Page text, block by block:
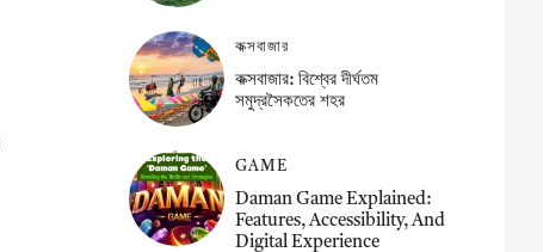
কক্সবাজার
কক্সবাজার: বিশ্বের দীর্ঘতম
সমুদ্রসৈকতের শহর
GAME
Daman Game Explained:
Features, Accessibility, And
Digital Experience